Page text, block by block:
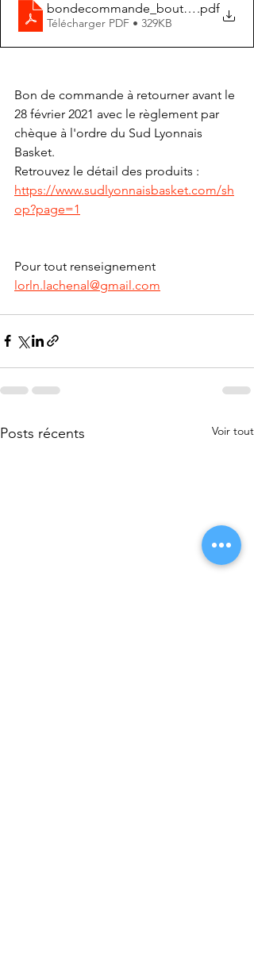
.pdf
Télécharger PDF • 329KB
Bon de commande à retourner avant le
28 février 2021 avec le règlement par
chèque à l'ordre du Sud Lyonnais
Basket.
Retrouvez le détail des produits :
https://www.sudlyonnaisbasket.com/sh
op?page=1
Pour tout renseignement
lorln.lachenal@gmail.com
Posts récents Voir tout